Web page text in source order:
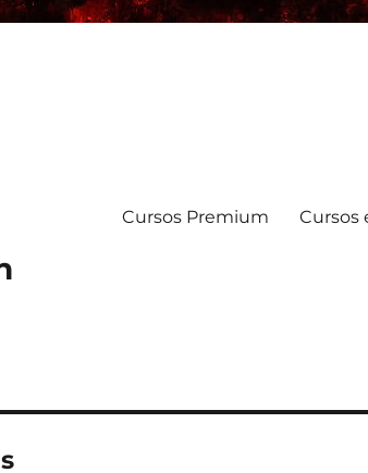
Cursos Premium Cursos